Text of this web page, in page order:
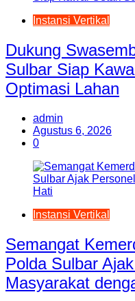
Instansi Vertikal
Dukung
Sulbar Siap
Optimasi Lahan
admin
Agustus 6, 2026
0
Instansi Vertikal
Semangat
Polda Sulbar
Masyarakat